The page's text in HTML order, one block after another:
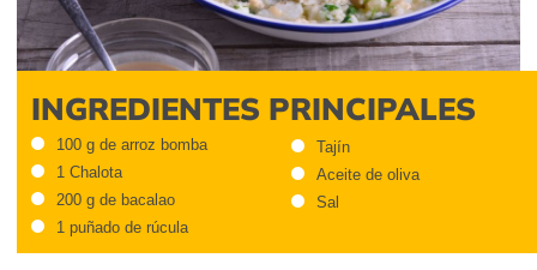
INGREDIENTES PRINCIPALES
100 g de arroz bomba
1 Chalota
200 g de bacalao
1 puñado de rúcula
Tajín
Aceite de oliva
Sal